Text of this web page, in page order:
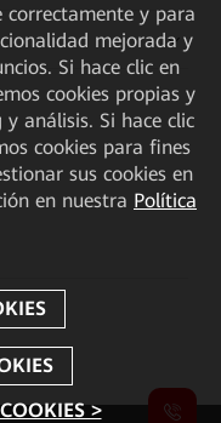
y para
mejorada y
Si hace clic en
cookies propias y
análisis. Si hace clic
cookies para fines
sus cookies en
en nuestra Política
>